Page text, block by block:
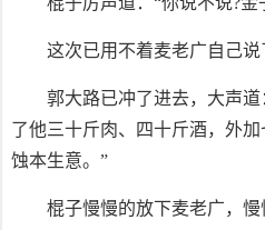
这次已用不着麦老广自己说
郭大路已冲了进去，大声
了他三十斤肉、四十斤酒，外
蚀本生意。”
棍子慢慢的放下麦老广，慢